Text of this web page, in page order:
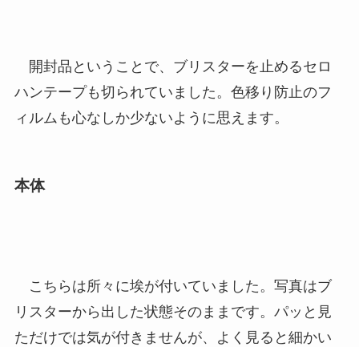
開封品ということで、ブリスターを止めるセロ
ハンテープも切られていました。色移り防止のフ
ィルムも心なしか少ないように思えます。
本体
こちらは所々に埃が付いていました。写真はブ
リスターから出した状態そのままです。パッと見
ただけでは気が付きませんが、よく見ると細かい